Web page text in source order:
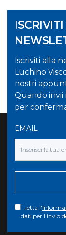
Iscriviti alla
Luchino
nostri
Quando
per
EMAIL
letta l'
dati per l'invio